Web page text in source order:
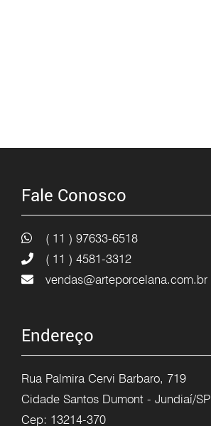
Fale Conosco
( 11 ) 97633-6518
( 11 ) 4581-3312
vendas@arteporcelana.com.br
Endereço
Rua Palmira Cervi Barbaro, 719
Cidade Santos Dumont - Jundiaí/SP
Cep: 13214-370